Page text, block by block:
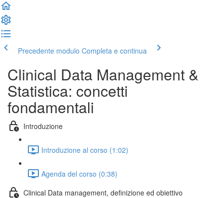
Precedente modulo Completa e continua
Clinical Data Management &
Statistica: concetti
fondamentali
Introduzione
Introduzione al corso (1:02)
Agenda del corso (0:38)
Clinical Data management, definizione ed obiettivo